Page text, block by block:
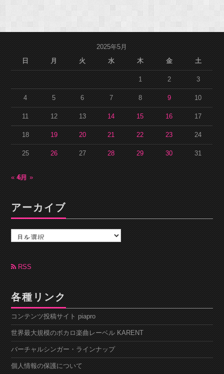
2025年5月
日
月 火 水 木 金 土
1 2 3
4 5 6 7 8 9 10
11 12 13 14 15 16 17
18 19 20 21 22 23 24
25 26 27 28 29 30 31
« 4月6月 »
アーカイブ
カ
ブ RSS
各種リンク
コンテンツ投稿サイト piapro
世界最大規模のボカロ楽曲レーベル KARENT
バーチャルシンガー・ラインナップ
個人情報の保護について